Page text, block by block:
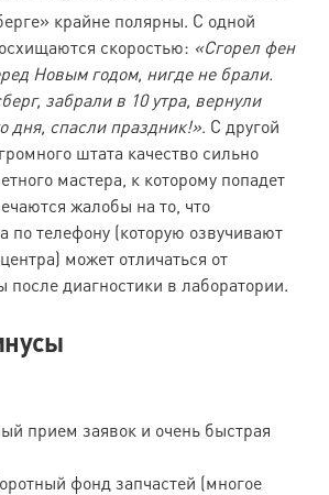
крайне полярны. С одной
скоростью: «Сгорел фен
Новым годом, нигде не брали.
забрали в 10 утра, вернули
дня, спасли праздник!». С другой
штата качество сильно
мастера, к которому попадет
жалобы на то, что
по телефону (которую озвучивают
может отличаться от
диагностики в лаборатории.
прием заявок и очень быстрая
фонд запчастей (многое